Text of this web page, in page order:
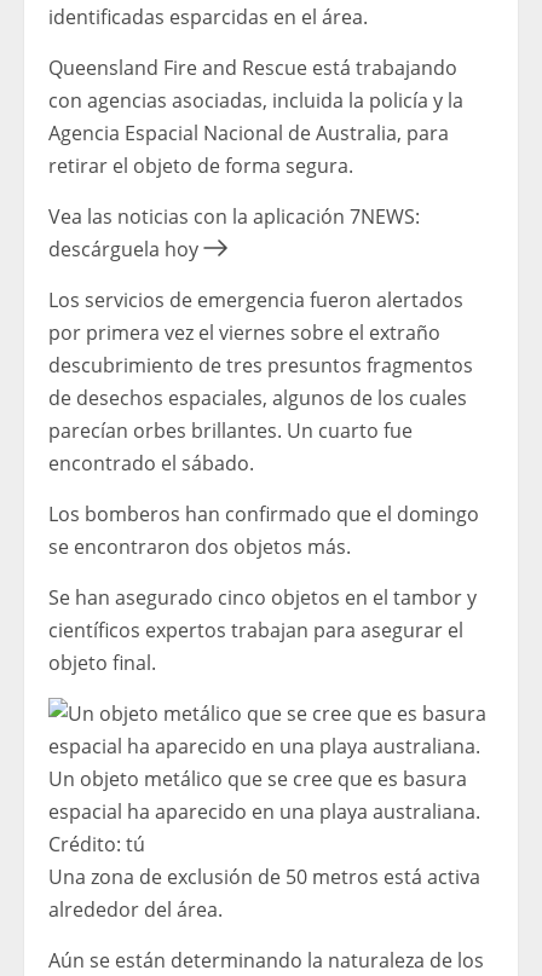
identificadas esparcidas en el área.
Queensland Fire and Rescue está trabajando
con agencias asociadas, incluida la policía y la
Agencia Espacial Nacional de Australia, para
retirar el objeto de forma segura.
Vea las noticias con la aplicación 7NEWS:
descárguela hoy
Los servicios de emergencia fueron alertados
por primera vez el viernes sobre el extraño
descubrimiento de tres presuntos fragmentos
de desechos espaciales, algunos de los cuales
parecían orbes brillantes. Un cuarto fue
encontrado el sábado.
Los bomberos han confirmado que el domingo
se encontraron dos objetos más.
Se han asegurado cinco objetos en el tambor y
científicos expertos trabajan para asegurar el
objeto final.
Un objeto metálico que se cree que es basura
espacial ha aparecido en una playa australiana.
Crédito: tú
Una zona de exclusión de 50 metros está activa
alrededor del área.
Aún se están determinando la naturaleza de los